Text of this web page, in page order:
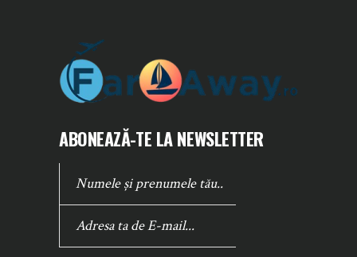
ABONEAZĂ-TE LA NEWSLETTER